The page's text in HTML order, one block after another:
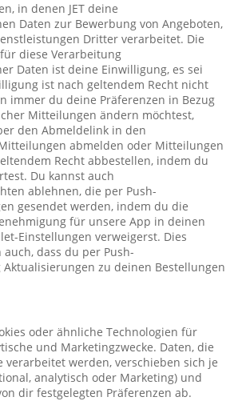
in denen JET deine
Daten zur Bewerbung von Angeboten,
Dritter verarbeitet. Die
diese Verarbeitung
Daten ist deine Einwilligung, es sei
ist nach geltendem Recht nicht
immer du deine Präferenzen in Bezug
Mitteilungen ändern möchtest,
den Abmeldelink in den
abmelden oder Mitteilungen
Recht abbestellen, indem du
Du kannst auch
ablehnen, die per Push-
gesendet werden, indem du die
für unsere App in deinen
Einstellungen verweigerst. Dies
dass du per Push-
zu deinen Bestellungen
oder ähnliche Technologien für
und Marketingzwecke. Daten, die
verarbeitet werden, verschieben sich je
analytisch oder Marketing) und
dir festgelegten Präferenzen ab.